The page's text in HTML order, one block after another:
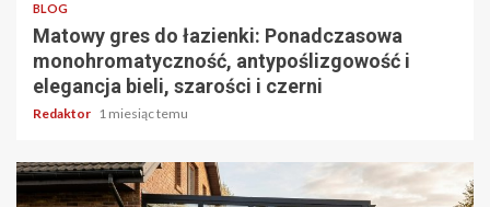
BLOG
Matowy gres do łazienki: Ponadczasowa
monohromatyczność, antypoślizgowość i
elegancja bieli, szarości i czerni
Redaktor 1 miesiąc temu